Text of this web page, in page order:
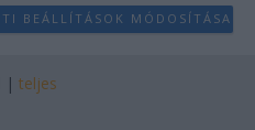
BEÁLLÍTÁSOK MÓDOSÍTÁSA
| teljes